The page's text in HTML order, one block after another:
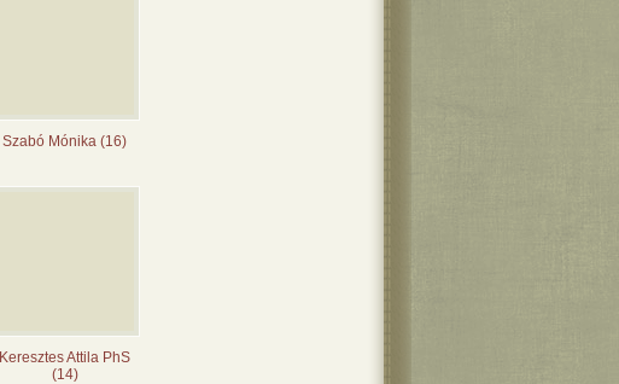
Szabó Mónika (16)
Keresztes Attila PhS
(14)